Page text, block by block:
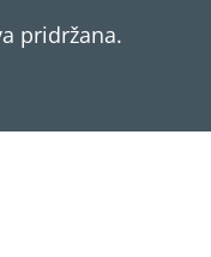
pridržana.